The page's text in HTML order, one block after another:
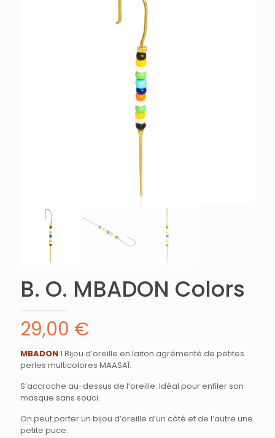
B. O. MBADON Colors
29,00 €
MBADON1 Bijou d’oreille en laiton agrémenté de petites
perles multicolores MAASAÏ.
S’accroche au-dessus de l’oreille. Idéal pour enfiler son
masque sans souci.
On peut porter un bijou d’oreille d’un côté et de l’autre une
petite puce.